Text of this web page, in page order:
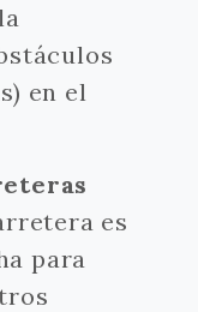
en el
es
para